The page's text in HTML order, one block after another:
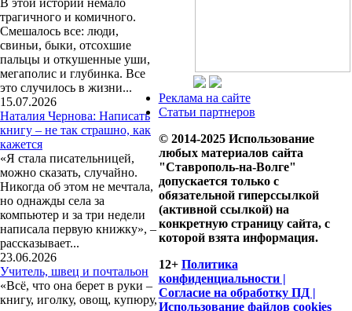
В этой истории немало
трагичного и комичного.
Смешалось все: люди,
свиньи, быки, отсохшие
пальцы и откушенные уши,
мегаполис и глубинка. Все
это случилось в жизни...
15.07.2026
Наталия Чернова: Написать
книгу – не так страшно, как
кажется
«Я стала писательницей,
можно сказать, случайно.
Никогда об этом не мечтала,
но однажды села за
компьютер и за три недели
написала первую книжку», –
рассказывает...
23.06.2026
Учитель, швец и почтальон
«Всё, что она берет в руки –
книгу, иголку, овощ, купюру,
Реклама на сайте
Статьи партнеров
© 2014-2025 Использование
любых материалов сайта
"Ставрополь-на-Волге"
допускается только с
обязательной гиперссылкой
(активной ссылкой) на
конкретную страницу сайта, с
которой взята информация.
12+ Политика
конфиденциальности |
Согласие на обработку ПД |
Использование файлов cookies